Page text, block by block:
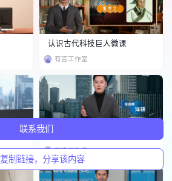
认识古代科技巨人微课
有言工作室
企业文化培训
有言工作室
联系我们
复制链接，分享该内容